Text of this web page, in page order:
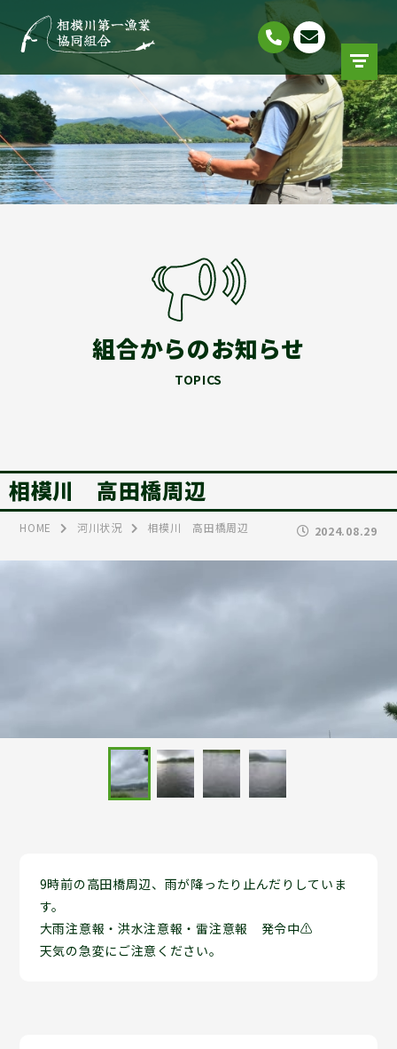
組合からのお知らせ
TOPICS
相模川 高田橋周辺
HOME 河川状況 相模川 高田橋周辺 2024.08.29
9時前の高田橋周辺、雨が降ったり止んだりしていま
す。
大雨注意報・洪水注意報・雷注意報 発令中⚠
天気の急変にご注意ください。